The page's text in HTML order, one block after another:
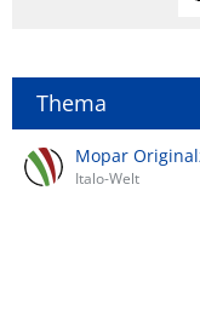
Thema
Mopar
Italo-Welt